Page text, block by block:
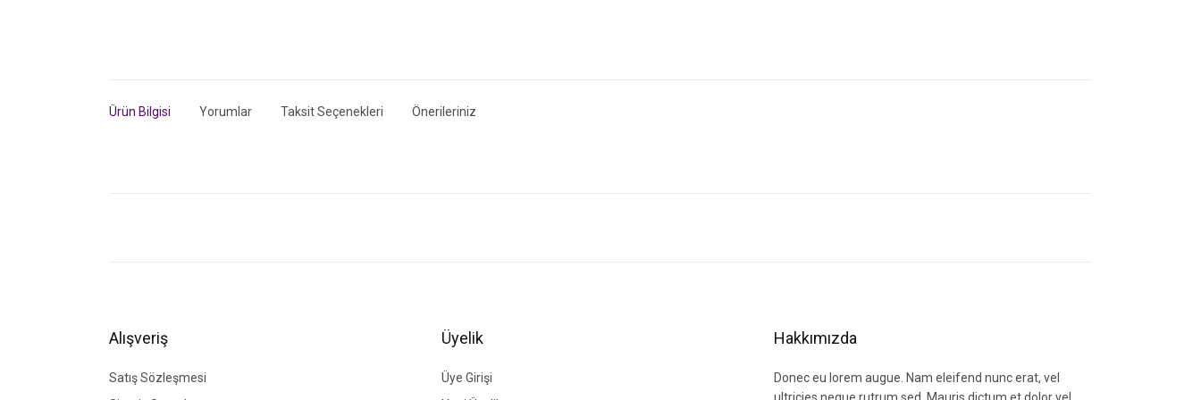
Ürün Bilgisi Yorumlar Taksit Seçenekleri Önerileriniz
Ürün fiyatı diğer sitelerden daha pahalı.
Bu ürüne benzer farklı alternatifler olmalı.
Alışveriş
Satış Sözleşmesi
Üyelik
Üye Girişi
Hakkımızda
Donec eu lorem augue. Nam eleifend nunc erat, vel